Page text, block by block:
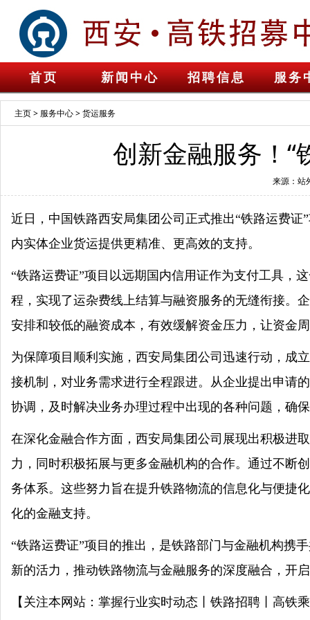
首页 新闻中心 招聘信息 服务
主页> 服务中心>货运服务
创新金融服务！“
来源：站
近日，中国铁路西安局集团公司正式推出“铁路运费
内实体企业货运提供更精准、更高效的支持。
“铁路运费证”项目以远期国内信用证作为支付工具，
程，实现了运杂费线上结算与融资服务的无缝衔接。
安排和较低的融资成本，有效缓解资金压力，让资金
为保障项目顺利实施，西安局集团公司迅速行动，成
接机制，对业务需求进行全程跟进。从企业提出申请
协调，及时解决业务办理过程中出现的各种问题，确
在深化金融合作方面，西安局集团公司展现出积极进
力，同时积极拓展与更多金融机构的合作。通过不断
务体系。这些努力旨在提升铁路物流的信息化与便捷
化的金融支持。
“铁路运费证”项目的推出，是铁路部门与金融机构携
新的活力，推动铁路物流与金融服务的深度融合，开
【关注本网站：掌握行业实时动态丨铁路招聘丨高